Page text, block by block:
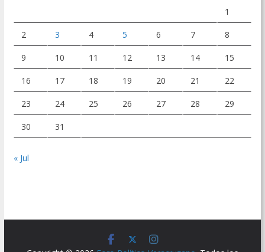
1
2 3 4 5 6 7 8
9 10 11 12 13 14 15
16 17 18 19 20 21 22
23 24 25 26 27 28 29
30 31
« Jul